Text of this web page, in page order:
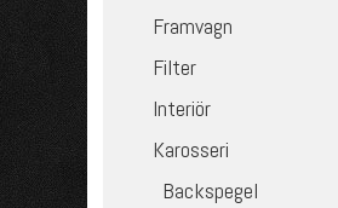
Framvagn
Filter
Interiör
Karosseri
Backspegel